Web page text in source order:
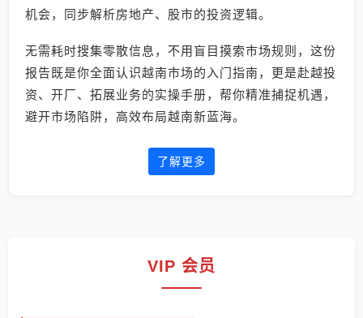
机会，同步解析房地产、股市的投资逻辑。
无需耗时搜集零散信息，不用盲目摸索市场规则，这份
报告既是你全面认识越南市场的入门指南，更是赴越投
资、开厂、拓展业务的实操手册，帮你精准捕捉机遇，
避开市场陷阱，高效布局越南新蓝海。
了解更多
VIP 会员